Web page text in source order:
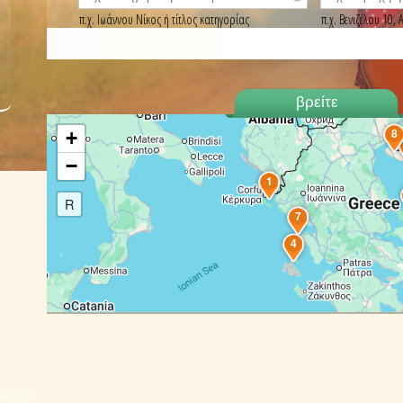
π.χ. Ιωάννου Νίκος ή τίτλος κατηγορίας π.χ. Βενιζέλου
1
4
7
8
+
−
R